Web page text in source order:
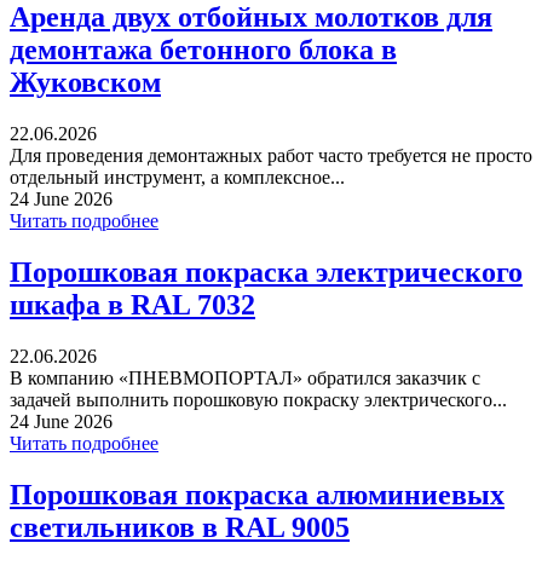
Аренда двух отбойных молотков для
демонтажа бетонного блока в
Жуковском
22.06.2026
Для проведения демонтажных работ часто требуется не просто
отдельный инструмент, а комплексное...
24 June 2026
Читать подробнее
Порошковая покраска электрического
шкафа в RAL 7032
22.06.2026
В компанию «ПНЕВМОПОРТАЛ» обратился заказчик с
задачей выполнить порошковую покраску электрического...
24 June 2026
Читать подробнее
Порошковая покраска алюминиевых
светильников в RAL 9005